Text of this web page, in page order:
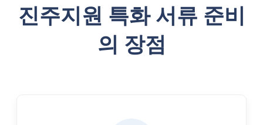
진주지원 특화 서류 준비
의 장점